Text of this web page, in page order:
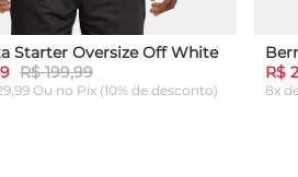
Starter Oversize Off White
R$ 199,99
Ou no Pix (10% de desconto)
R$
8x